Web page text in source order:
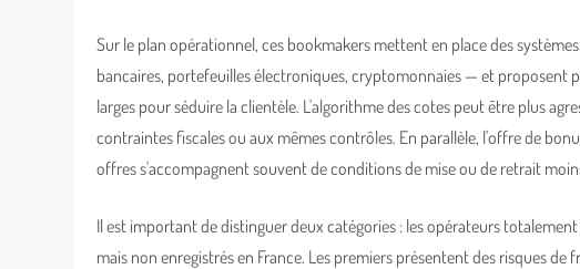
Sur le plan opérationnel, ces bookmakers mettent en place des
bancaires, portefeuilles électroniques, cryptomonnaies — et proposent
larges pour séduire la clientèle. L'algorithme des cotes peut être plus
contraintes fiscales ou aux mêmes contrôles. En parallèle, l'offre de
offres s'accompagnent souvent de conditions de mise ou de retrait
Il est important de distinguer deux catégories : les opérateurs
mais non enregistrés en France. Les premiers présentent des risques